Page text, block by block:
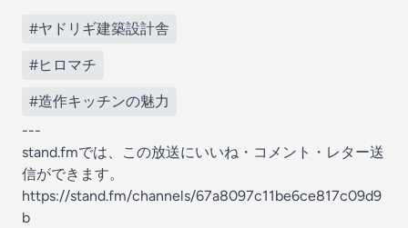
#ヤドリギ建築設計舎
#ヒロマチ
#造作キッチンの魅力
---
stand.fmでは、この放送にいいね・コメント・レター送
信ができます。
https://stand.fm/channels/67a8097c11be6ce817c09d9
b